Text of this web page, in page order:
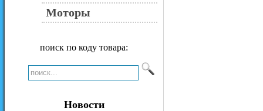
Моторы
поиск по коду товара:
Новости